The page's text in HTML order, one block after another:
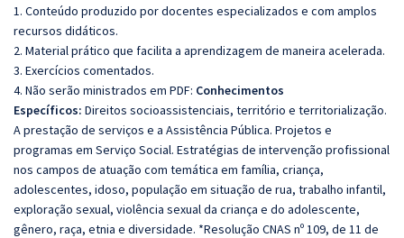
1. Conteúdo produzido por docentes especializados e com amplos
recursos didáticos.
2. Material prático que facilita a aprendizagem de maneira acelerada.
3. Exercícios comentados.
4. Não serão ministrados em PDF: Conhecimentos
Específicos: Direitos socioassistenciais, território e territorialização.
A prestação de serviços e a Assistência Pública. Projetos e
programas em Serviço Social. Estratégias de intervenção profissional
nos campos de atuação com temática em família, criança,
adolescentes, idoso, população em situação de rua, trabalho infantil,
exploração sexual, violência sexual da criança e do adolescente,
gênero, raça, etnia e diversidade. *Resolução CNAS nº 109, de 11 de